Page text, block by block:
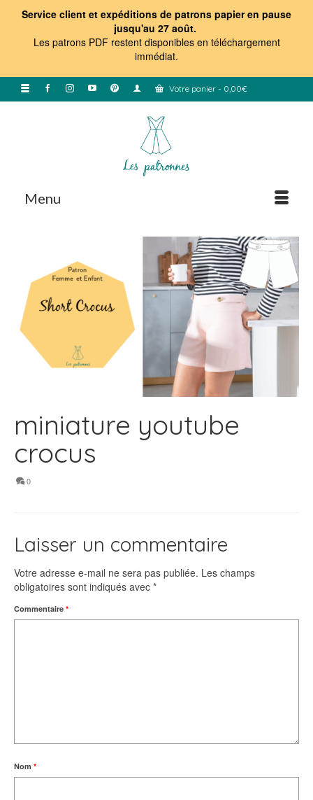
Service client et expéditions de patrons papier en pause
jusqu'au 27 août.
Les patrons PDF restent disponibles en téléchargement
immédiat.
Votre panier - 0,00€
Menu
miniature youtube
crocus
0
Laisser un commentaire
Votre adresse e-mail ne sera pas publiée. Les champs
obligatoires sont indiqués avec *
Commentaire *
Nom *